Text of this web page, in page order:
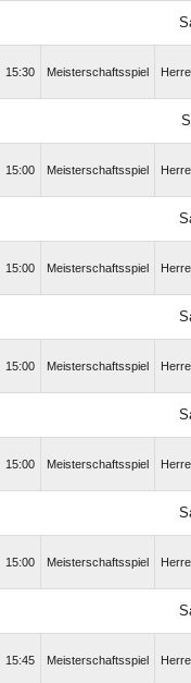
15:30 Meisterschaftsspiel
15:00 Meisterschaftsspiel
15:00 Meisterschaftsspiel
15:00 Meisterschaftsspiel
15:00 Meisterschaftsspiel
15:00 Meisterschaftsspiel
15:45 Meisterschaftsspiel